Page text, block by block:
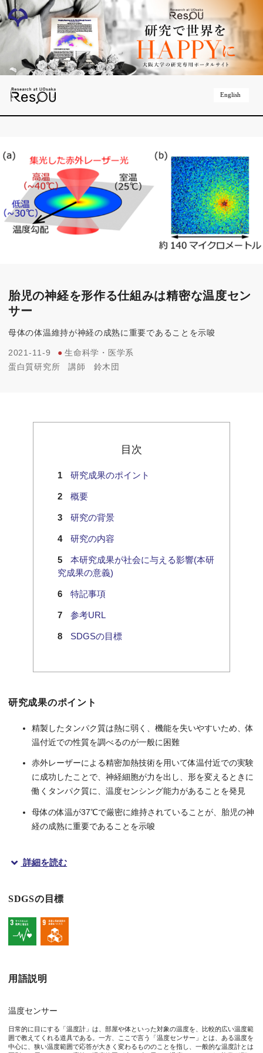
English
胎児の神経を形作る仕組みは精密な温度セン
サー
母体の体温維持が神経の成熟に重要であることを示唆
2021-11-9 ● 生命科学・医学系
蛋白質研究所
講師 鈴木団
目次
研究成果のポイント
概要
研究の背景
研究の内容
本研究成果が社会に与える影響(本研
究成果の意義)
特記事項
参考URL
SDGSの目標
研究成果のポイント
精製したタンパク質は熱に弱く、機能を失いやすいため、体
温付近での性質を調べるのが一般に困難
赤外レーザーによる精密加熱技術を用いて体温付近での実験
に成功したことで、神経細胞が力を出し、形を変えるときに
働くタンパク質に、温度センシング能力があることを発見
母体の体温が37℃で厳密に維持されていることが、胎児の神
経の成熟に重要であることを示唆
大阪大学蛋白質研究所蛋白質ナノ科学研究室の鈴木団講師と、
私たちの体に備わる
本研究成果は、アメリカ化学会（ACS）発行の「Nano Letters
研究の背景
私たちヒトを含む哺乳類の胎児は、母親の胎内で成長します。
詳細を読む
SDGSの目標
用語説明
温度センサー
日常的に目にする「温度計」は、部屋や体といった対象の温度を、比較的広い温度範
囲で教えてくれる道具である。一方、ここで言う「温度センサー」とは、ある温度を
中心に、狭い温度範囲で応答が大きく変わるもののことを指し、一般的な温度計とは